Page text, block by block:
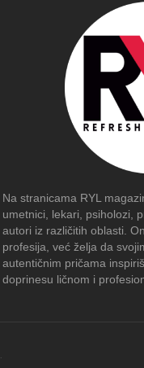
Na stranicama RYL
umetnici, lekari, psiholozi,
autori iz različitih oblasti.
profesija, već želja da
autentičnim pričama
doprinesu ličnom i
.